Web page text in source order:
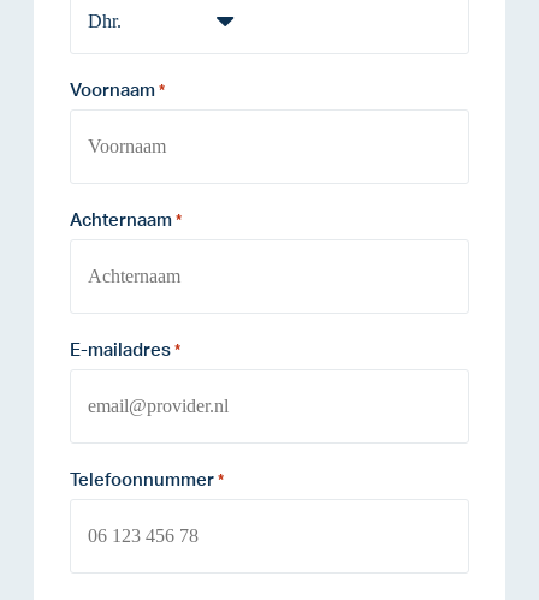
Voornaam *
Achternaam *
E-mailadres *
Telefoonnummer *